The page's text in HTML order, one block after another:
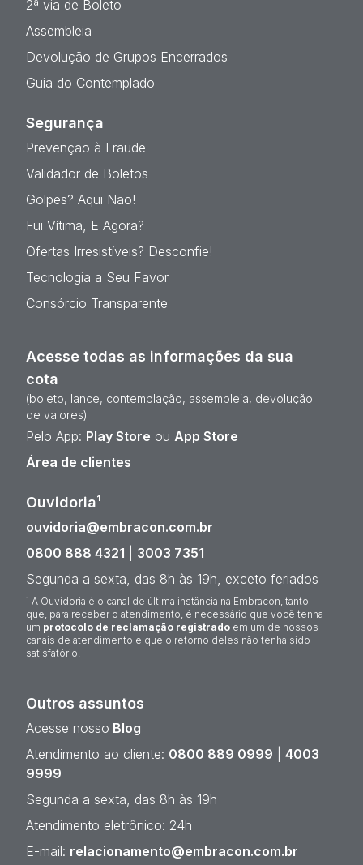
2ª via de Boleto
Assembleia
Devolução de Grupos Encerrados
Guia do Contemplado
Segurança
Prevenção à Fraude
Validador de Boletos
Golpes? Aqui Não!
Fui Vítima, E Agora?
Ofertas Irresistíveis? Desconfie!
Tecnologia a Seu Favor
Consórcio Transparente
Acesse todas as informações da sua
cota
(boleto, lance, contemplação, assembleia, devolução
de valores)
Pelo App: Play Store ou App Store
Área de clientes
Ouvidoria¹
ouvidoria@embracon.com.br
0800 888 4321
3003 7351
Segunda a sexta, das 8h às 19h, exceto feriados
¹ A Ouvidoria é o canal de última instância na Embracon, tanto
que, para receber o atendimento, é necessário que você tenha
um protocolo de reclamação registrado em um de nossos
canais de atendimento e que o retorno deles não tenha sido
satisfatório.
Outros assuntos
Acesse nosso Blog
Atendimento ao cliente: 0800 889 0999
4003
9999
Segunda a sexta, das 8h às 19h
Atendimento eletrônico: 24h
E-mail: relacionamento@embracon.com.br